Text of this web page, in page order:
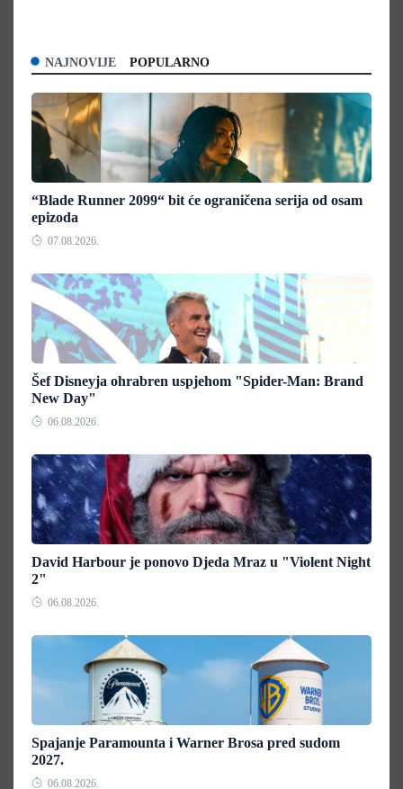
NAJNOVIJE POPULARNO
“Blade Runner 2099“ bit će ograničena serija od osam
epizoda
07.08.2026.
Šef Disneyja ohrabren uspjehom "Spider-Man: Brand
New Day"
06.08.2026.
David Harbour je ponovo Djeda Mraz u "Violent Night
2"
06.08.2026.
Spajanje Paramounta i Warner Brosa pred sudom
2027.
06.08.2026.